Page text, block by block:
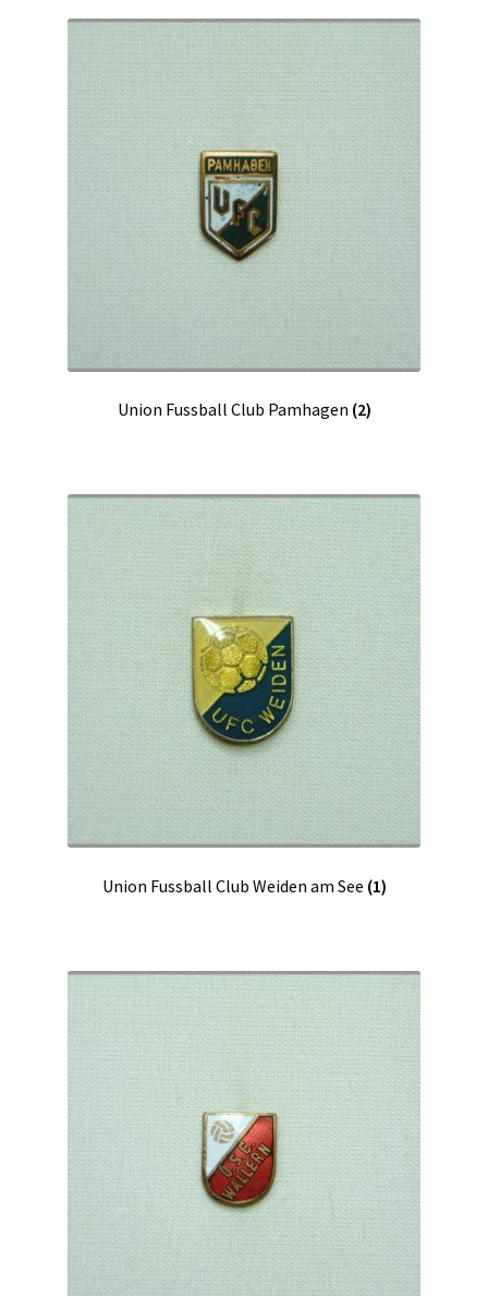
Union Fussball Club Pamhagen (2)
Union Fussball Club Weiden am See (1)